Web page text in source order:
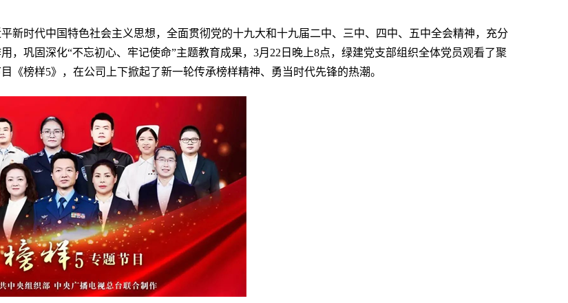
新时代中国特色社会主义思想，全面贯彻党的十九大和十九届二中、三中、四中、五中全会精神，充分
，巩固深化“不忘初心、牢记使命”主题教育成果，3月22日晚上8点，绿建党支部组织全体党员观看了聚
《榜样5》，在公司上下掀起了新一轮传承榜样精神、勇当时代先锋的热潮。